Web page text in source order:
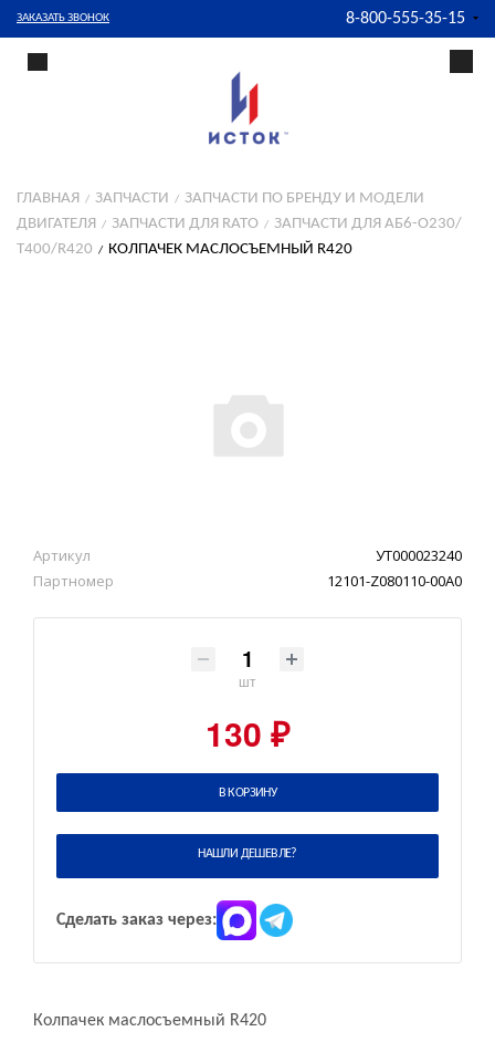
ЗАКАЗАТЬ ЗВОНОК 8-800-555-35-15
ГЛАВНАЯ ЗАПЧАСТИ
ЗАПЧАСТИ ПО БРЕНДУ И МОДЕЛИ
ДВИГАТЕЛЯ
ЗАПЧАСТИ ДЛЯ RATO
ЗАПЧАСТИ ДЛЯ АБ6-О230/
Т400/R420
КОЛПАЧЕК МАСЛОСЪЕМНЫЙ R420
Артикул
УТ000023240
Партномер
12101-Z080110-00A0
шт
130 ₽
В КОРЗИНУ
НАШЛИ ДЕШЕВЛЕ?
Сделать заказ через:
Колпачек маслосъемный R420